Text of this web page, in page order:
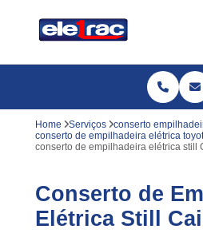
Home Serviços
conserto
conserto de empilhadeira elétrica
conserto de empilhadeira elétrica still
Conserto de
Elétrica Still